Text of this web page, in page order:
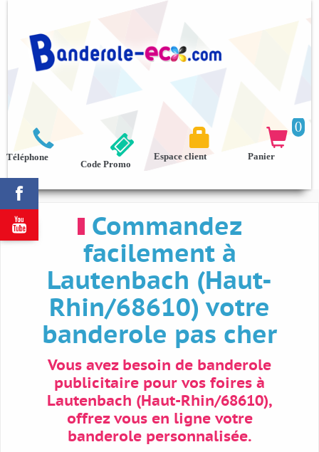



Téléphone
0

Panier

Espace client
Code Promo
Commandez
facilement à
Lautenbach (Haut-
Rhin/68610) votre
banderole pas cher
Vous avez besoin de banderole
publicitaire pour vos foires à
Lautenbach (Haut-Rhin/68610),
offrez vous en ligne votre
banderole personnalisée.